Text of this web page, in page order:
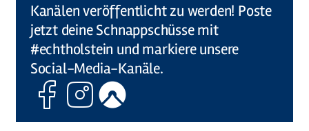
Kanälen veröffentlicht zu werden! Poste
jetzt deine Schnappschüsse mit
#echtholstein und markiere unsere
Social-Media-Kanäle.
FacebookInstagram
Komoot